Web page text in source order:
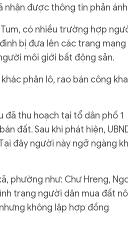
nhận được thông tin phản
có nhiều trường hợp
bị đưa lên các trang mạng
môi giới bất động sản.
phân lô, rao bán công
đã thu hoạch tại tổ dân phố 1
đất. Sau khi phát hiện,
đây người này ngỡ ngàng
phường như: Chư Hreng,
trạng người dân mua đất
không lập hợp đồng